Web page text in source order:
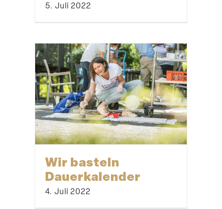
5. Juli 2022
Wir basteln
Dauerkalender
4. Juli 2022